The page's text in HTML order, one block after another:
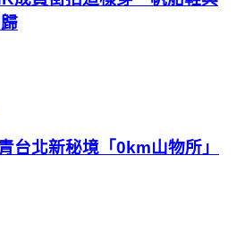
台北新秘境「0km山物所」